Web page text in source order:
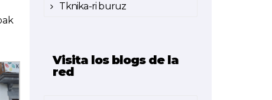
Tknika-ri buruz
Visita los blogs de la
red